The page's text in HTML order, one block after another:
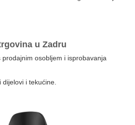
u Zadru
osobljem i isprobavanja
i tekućine.